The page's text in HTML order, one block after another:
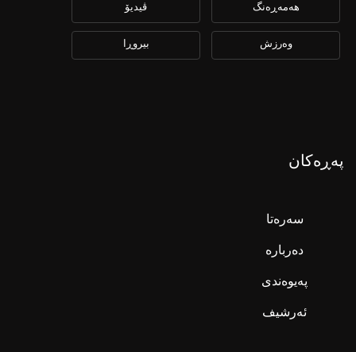
هەمەڕەنگ ڤیدیۆ
وەرزش بیروڕا
پەڕەکان
سەرەتا
دەربارە
پەیوەندی
ئەرشیف